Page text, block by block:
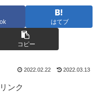
はてブ
コピー
2022.02.22 2022.03.13
ンク